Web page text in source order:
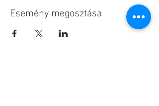
Esemény megosztása